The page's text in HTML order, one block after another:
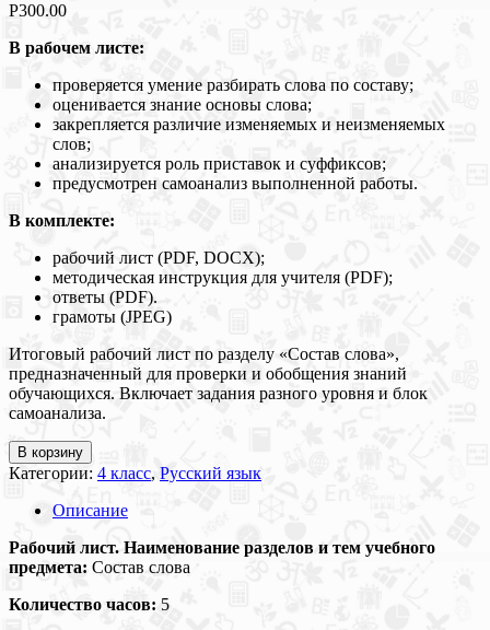
Р300.00
В рабочем листе:
проверяется умение разбирать слова по составу;
оценивается знание основы слова;
закрепляется различие изменяемых и неизменяемых
слов;
анализируется роль приставок и суффиксов;
предусмотрен самоанализ выполненной работы.
В комплекте:
рабочий лист (PDF, DOCX);
методическая инструкция для учителя (PDF);
ответы (PDF).
грамоты (JPEG)
Итоговый рабочий лист по разделу «Состав слова»,
предназначенный для проверки и обобщения знаний
обучающихся. Включает задания разного уровня и блок
самоанализа.
В корзину
Категории: 4 класс, Русский язык
Описание
Рабочий лист. Наименование разделов и тем учебного
предмета: Состав слова
Количество часов: 5